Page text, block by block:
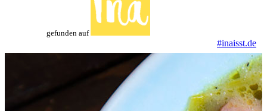
gefunden auf
#inaisst.de